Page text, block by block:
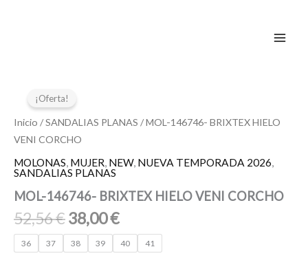
¡Oferta!
Inicio /SANDALIAS PLANAS / MOL-146746- BRIXTEX HIELO
VENI CORCHO
MOLONAS, MUJER, NEW, NUEVA TEMPORADA 2026,
SANDALIAS PLANAS
MOL-146746- BRIXTEX HIELO VENI CORCHO
52,56€
original
era:
38,00€
actual
36 37 38 39 40 41
146746-
BRIXTEX
HIELO
VENI
cantidad